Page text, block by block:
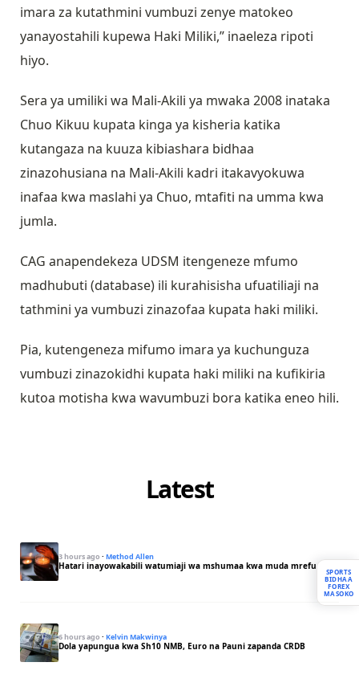
imara za kutathmini vumbuzi zenye matokeo
yanayostahili kupewa Haki Miliki,” inaeleza ripoti
hiyo.
Sera ya umiliki wa Mali-Akili ya mwaka 2008 inataka
Chuo Kikuu kupata kinga ya kisheria katika
kutangaza na kuuza kibiashara bidhaa
zinazohusiana na Mali-Akili kadri itakavyokuwa
inafaa kwa maslahi ya Chuo, mtafiti na umma kwa
jumla.
CAG anapendekeza UDSM itengeneze mfumo
madhubuti (database) ili kurahisisha ufuatiliaji na
tathmini ya vumbuzi zinazofaa kupata haki miliki.
Pia, kutengeneza mifumo imara ya kuchunguza
vumbuzi zinazokidhi kupata haki miliki na kufikiria
kutoa motisha kwa wavumbuzi bora katika eneo hili.
Latest
3 hours ago · Method Allen
Hatari inayowakabili watumiaji wa mshumaa kwa muda mrefu
6 hours ago · Kelvin Makwinya
Dola yapungua kwa Sh10 NMB, Euro na Pauni zapanda CRDB
SPORTS
BIDHAA
FOREX
MASOKO